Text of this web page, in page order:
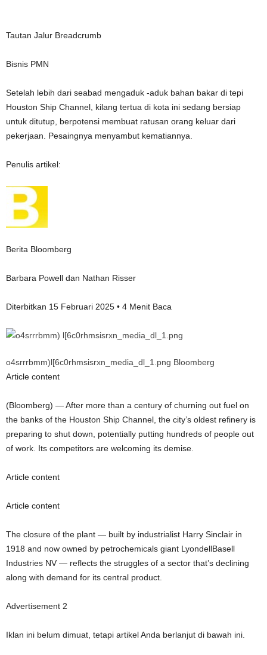
Tautan Jalur Breadcrumb
Bisnis PMN
Setelah lebih dari seabad mengaduk -aduk bahan bakar di tepi
Houston Ship Channel, kilang tertua di kota ini sedang bersiap
untuk ditutup, berpotensi membuat ratusan orang keluar dari
pekerjaan. Pesaingnya menyambut kematiannya.
Penulis artikel:
Berita Bloomberg
Barbara Powell dan Nathan Risser
Diterbitkan 15 Februari 2025 • 4 Menit Baca
o4srrrbmm)l[6c0rhmsisrxn_media_dl_1.png Bloomberg
Article content
(Bloomberg) — After more than a century of churning out fuel on
the banks of the Houston Ship Channel, the city’s oldest refinery is
preparing to shut down, potentially putting hundreds of people out
of work. Its competitors are welcoming its demise.
Article content
Article content
The closure of the plant — built by industrialist Harry Sinclair in
1918 and now owned by petrochemicals giant LyondellBasell
Industries NV — reflects the struggles of a sector that’s declining
along with demand for its central product.
Advertisement 2
Iklan ini belum dimuat, tetapi artikel Anda berlanjut di bawah ini.